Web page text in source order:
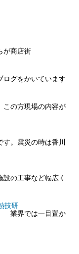
が商店街
グをかいています
この方現場の内容が
。震災の時は香川
の工事など幅広く
技研
業界では一目置か